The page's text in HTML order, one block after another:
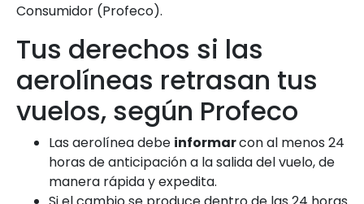
Consumidor (Profeco).
Tus derechos si las
aerolíneas retrasan tus
vuelos, según Profeco
Las aerolínea debe informarcon al menos 24
horas de anticipación a la salida del vuelo, de
manera rápida y expedita.